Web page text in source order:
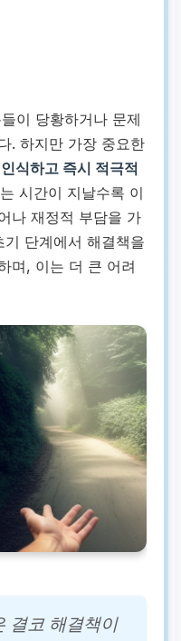
이 당황하거나 문제
. 하지만 가장 중요한
식하고 즉시 적극적
시간이 지날수록 이
나 재정적 부담을 가
단계에서 해결책을
며, 이는 더 큰 어려
결코 해결책이